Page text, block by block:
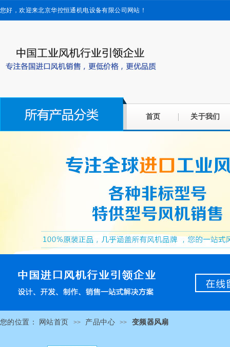
您好，欢迎来北京华控恒通机电设备有限公司网站！
首页 关于我们
您的位置： 网站首页 >> 产品中心 >> 变频器风扇